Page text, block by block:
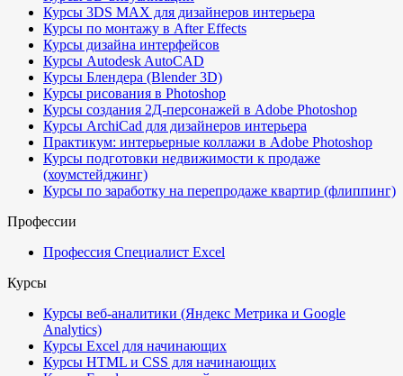
Курсы 3DS MAX для дизайнеров интерьера
Курсы по монтажу в After Effects
Курсы дизайна интерфейсов
Курсы Autodesk AutoCAD
Курсы Блендера (Blender 3D)
Курсы рисования в Photoshop
Курсы создания 2Д-персонажей в Adobe Photoshop
Курсы ArchiCad для дизайнеров интерьера
Практикум: интерьерные коллажи в Adobe Photoshop
Курсы подготовки недвижимости к продаже
(хоумстейджинг)
Курсы по заработку на перепродаже квартир (флиппинг)
Профессии
Профессия Специалист Excel
Курсы
Курсы веб-аналитики (Яндекс Метрика и Google
Analytics)
Курсы Excel для начинающих
Курсы HTML и CSS для начинающих